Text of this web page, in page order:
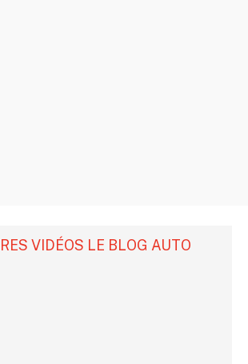
VIDÉOS LE BLOG AUTO